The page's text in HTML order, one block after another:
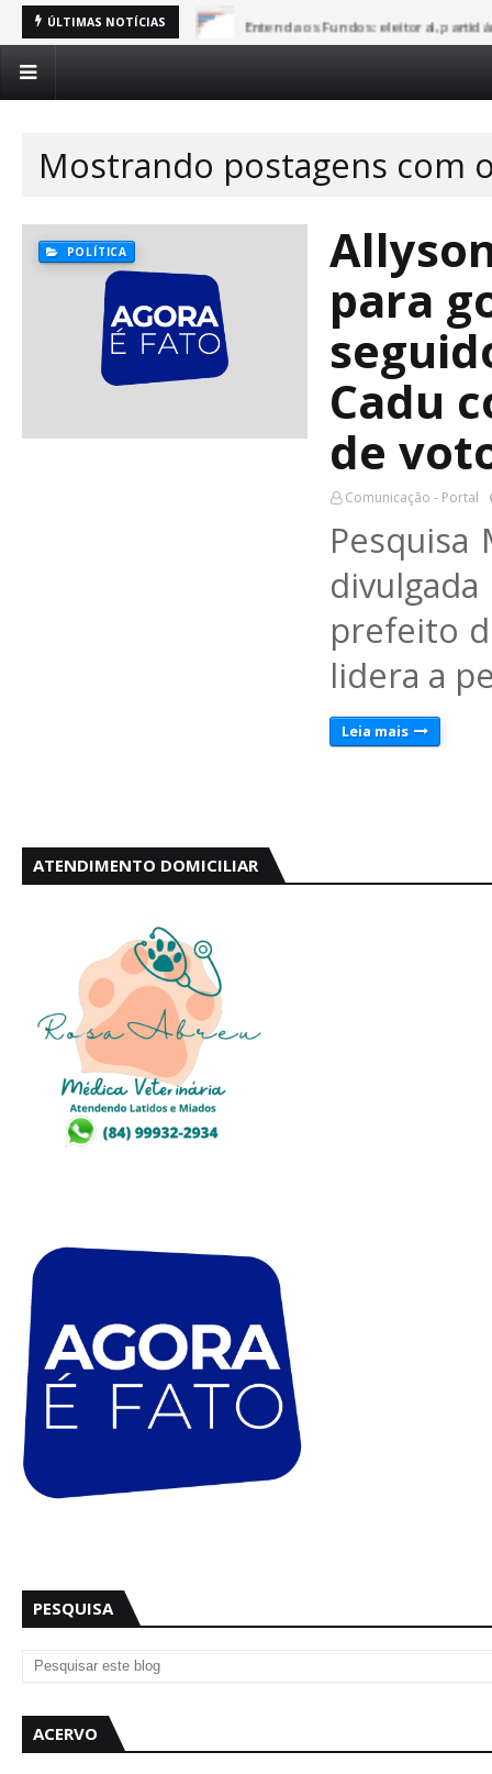
ÚLTIMAS NOTÍCIAS Entenda os Fundos: eleitoral,
Mostrando postagens com
POLÍTICA
para
Cadu
de
Comunicação - Portal
prefeito
lidera a
Leia mais
ATENDIMENTO DOMICILIAR
PESQUISA
ACERVO